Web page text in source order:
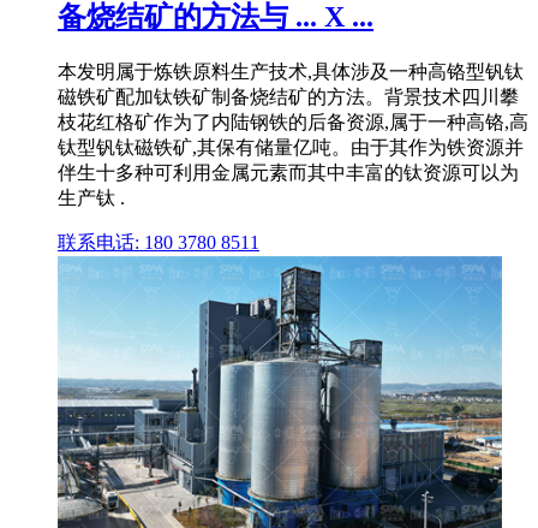
备烧结矿的方法与 ... X ...
本发明属于炼铁原料生产技术,具体涉及一种高铬型钒钛
磁铁矿配加钛铁矿制备烧结矿的方法。背景技术四川攀
枝花红格矿作为了内陆钢铁的后备资源,属于一种高铬,高
钛型钒钛磁铁矿,其保有储量亿吨。由于其作为铁资源并
伴生十多种可利用金属元素而其中丰富的钛资源可以为
生产钛 .
联系电话: 180 3780 8511